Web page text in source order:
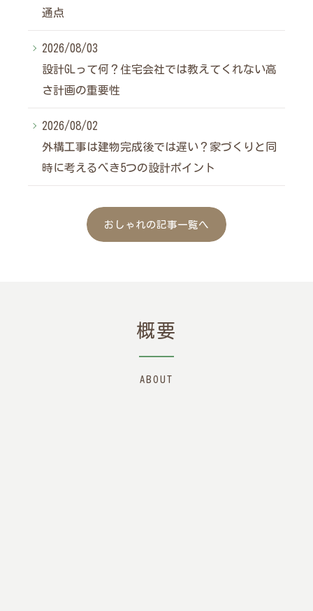
通点
2026/08/03
設計GLって何？住宅会社では教えてくれない高
さ計画の重要性
2026/08/02
外構工事は建物完成後では遅い？家づくりと同
時に考えるべき5つの設計ポイント
おしゃれの記事一覧へ
概要
ABOUT